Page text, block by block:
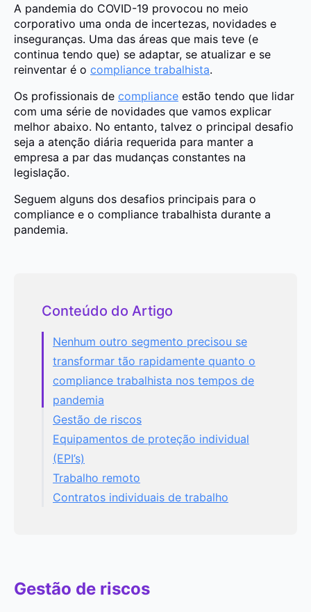
A pandemia do COVID-19 provocou no meio
corporativo uma onda de incertezas, novidades e
inseguranças. Uma das áreas que mais teve (e
continua tendo que) se adaptar, se atualizar e se
reinventar é o compliance trabalhista.
Os profissionais de compliance estão tendo que lidar
com uma série de novidades que vamos explicar
melhor abaixo. No entanto, talvez o principal desafio
seja a atenção diária requerida para manter a
empresa a par das mudanças constantes na
legislação.
Seguem alguns dos desafios principais para o
compliance e o compliance trabalhista durante a
pandemia.
Conteúdo do Artigo
Nenhum outro segmento precisou se
transformar tão rapidamente quanto o
compliance trabalhista nos tempos de
pandemia
Gestão de riscos
Equipamentos de proteção individual
(EPI’s)
Trabalho remoto
Contratos individuais de trabalho
Gestão de riscos